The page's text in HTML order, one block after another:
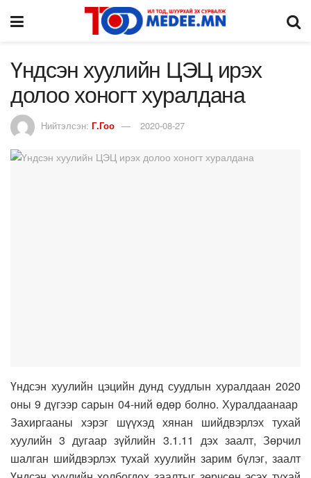
Үндсэн хуулийн ЦЭЦ ирэх
долоо хоногт хуралдана
Нийтэлсэн: Г.Гоо 2020-08-27
Үндсэн хуулийн цэцийн дунд суудлын хуралдаан 2020
оны 9 дүгээр сарын 04-ний өдөр болно. Хуралдаанаар
Захиргааны хэрэг шүүхэд хянан шийдвэрлэх тухай
хуулийн 3 дугаар зүйлийн 3.1.11 дэх заалт, Зөрчил
шалган шийдвэрлэх тухай хуулийн зарим бүлэг, заалт